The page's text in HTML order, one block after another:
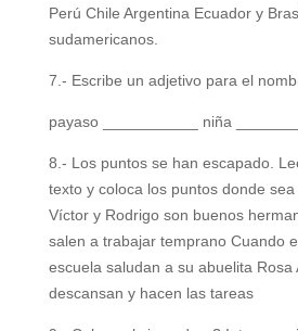
Perú Chile Argentina Ecuador y
sudamericanos.
7.- Escribe un adjetivo para el
payaso ___________ niña
8.- Los puntos se han escapado.
texto y coloca los puntos donde
Víctor y Rodrigo son buenos
salen a trabajar temprano Cuando
escuela saludan a su abuelita Rosa
descansan y hacen las tareas